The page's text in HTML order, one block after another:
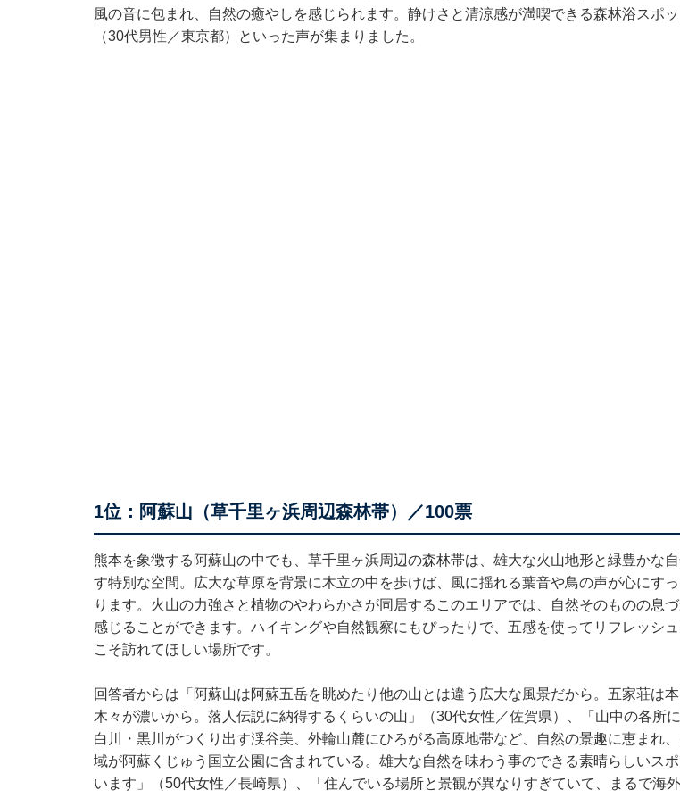
風の音に包まれ、自然の癒やしを感じられます。静けさと清涼感が満喫できる森林浴スポッ
（30代男性／東京都）といった声が集まりました。
1位：阿蘇山（草千里ヶ浜周辺森林帯）／100票
熊本を象徴する阿蘇山の中でも、草千里ヶ浜周辺の森林帯は、雄大な火山地形と緑豊かな
す特別な空間。広大な草原を背景に木立の中を歩けば、風に揺れる葉音や鳥の声が心にす
ります。火山の力強さと植物のやわらかさが同居するこのエリアでは、自然そのものの息
感じることができます。ハイキングや自然観察にもぴったりで、五感を使ってリフレッシ
こそ訪れてほしい場所です。
回答者からは「阿蘇山は阿蘇五岳を眺めたり他の山とは違う広大な風景だから。五家荘は
木々が濃いから。落人伝説に納得するくらいの山」（30代女性／佐賀県）、「山中の各所に
白川・黒川がつくり出す渓谷美、外輪山麓にひろがる高原地帯など、自然の景趣に恵まれ
域が阿蘇くじゅう国立公園に含まれている。雄大な自然を味わう事のできる素晴らしいス
います」（50代女性／長崎県）、「住んでいる場所と景観が異なりすぎていて、まるで海